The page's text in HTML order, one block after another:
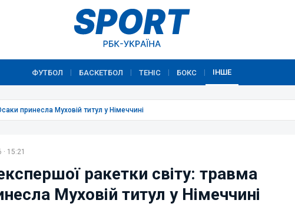
ФУТБОЛ БАСКЕТБОЛ ТЕНІС БОКС ІНШЕ
принесла Муховій титул у Німеччині
15:21
ракетки світу: травма
Муховій титул у Німеччині